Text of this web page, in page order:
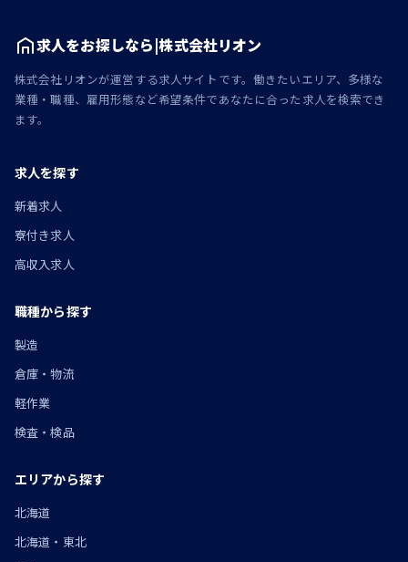
求人をお探しなら|株式会社リオン
株式会社リオンが運営する求人サイトです。働きたいエリア、多様な
業種・職種、雇用形態など希望条件であなたに合った求人を検索でき
ます。
求人を探す
新着求人
寮付き求人
高収入求人
職種から探す
製造
倉庫・物流
軽作業
検査・検品
エリアから探す
北海道
北海道・東北